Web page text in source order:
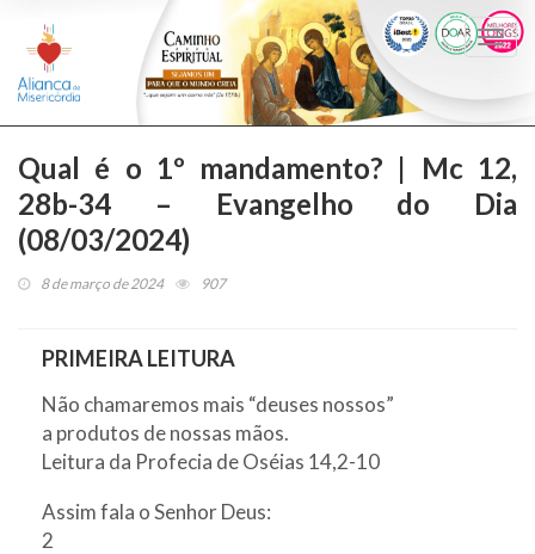
Qual é o 1º mandamento? | Mc 12,
28b-34 – Evangelho do Dia
(08/03/2024)
8 de março de 2024 907
PRIMEIRA LEITURA
Não chamaremos mais “deuses nossos”
a produtos de nossas mãos.
Leitura da Profecia de Oséias 14,2-10
Assim fala o Senhor Deus:
2